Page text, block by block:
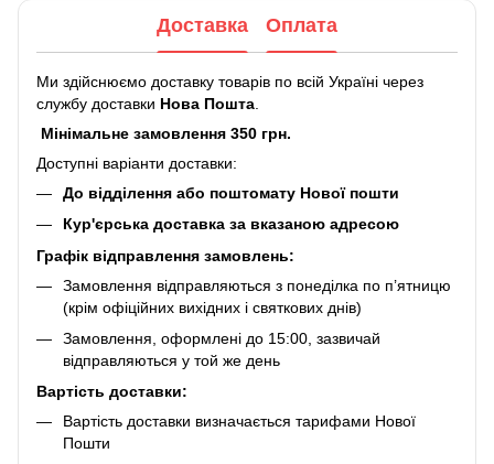
Доставка Оплата
Ми здійснюємо доставку товарів по всій Україні через
службу доставки Нова Пошта
Мінімальне замовлення 350 грн.
Доступні варіанти доставки:
До відділення або поштомату Нової пошти
Кур'єрська доставка за вказаною адресою
Графік відправлення замовлень:
Замовлення відправляються з понеділка по п’ятницю
(крім офіційних вихідних і святкових днів)
Замовлення, оформлені до 15:00, зазвичай
відправляються у той же день
Вартість доставки:
Вартість доставки визначається тарифами Нової
Пошти